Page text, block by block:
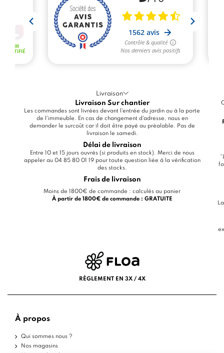
Livraison
Livraison Sur chantier
Les commandes sont livrées devant l'entrée du jardin ou à la porte
de l'immeuble. En cas de changement d'adresse, nous en
demander le surcoût car il doit être payé au préalable. Pas de
livraison le samedi.
Délai de livraison
Entre 10 et 15 jours ouvrés (si produits en stock). Merci de nous
appeler au 04 85 80 01 19 pour toute question liée à la vérification
des stocks.
Frais de livraison
Moins de 1800€ de commande : calculés au panier
À partir de 1800€ de commande : GRATUITE
RÈGLEMENT EN 3X / 4X
À propos
Qui sommes nous ?
Nos magasins